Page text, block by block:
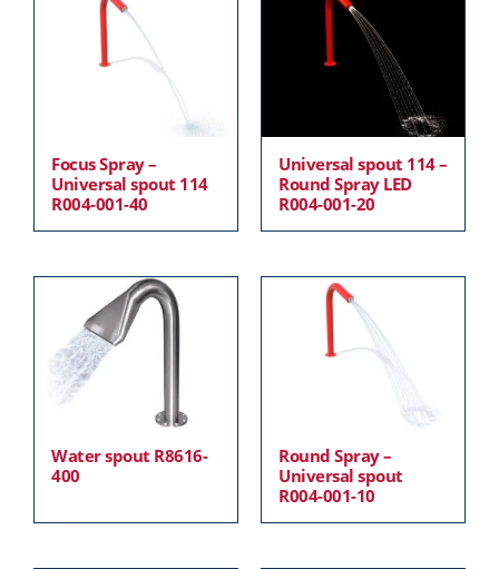
Focus Spray –
Universal spout 114
R004-001-40
Universal spout 114 –
Round Spray LED
R004-001-20
Water spout R8616-
400
Round Spray –
Universal spout
R004-001-10